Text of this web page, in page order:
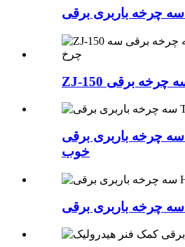
سه چرخه باربری برقی T3 با کیفیت
خوب